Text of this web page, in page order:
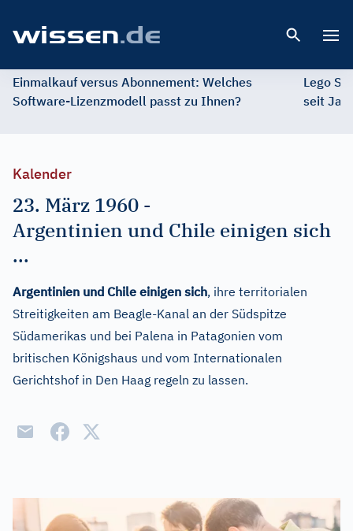
Einmalkauf versus Abonnement: Welches
Software-Lizenzmodell passt zu Ihnen?
Lego
seit
Kalender
23. März 1960 -
Argentinien und Chile einigen sich
...
Argentinien und Chile einigen sich, ihre territorialen
Streitigkeiten am Beagle-Kanal an der Südspitze
Südamerikas und bei Palena in Patagonien vom
britischen Königshaus und vom Internationalen
Gerichtshof in Den Haag regeln zu lassen.